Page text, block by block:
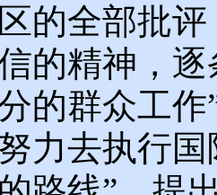
的全部批
的精神，
的群众工作
力去执行